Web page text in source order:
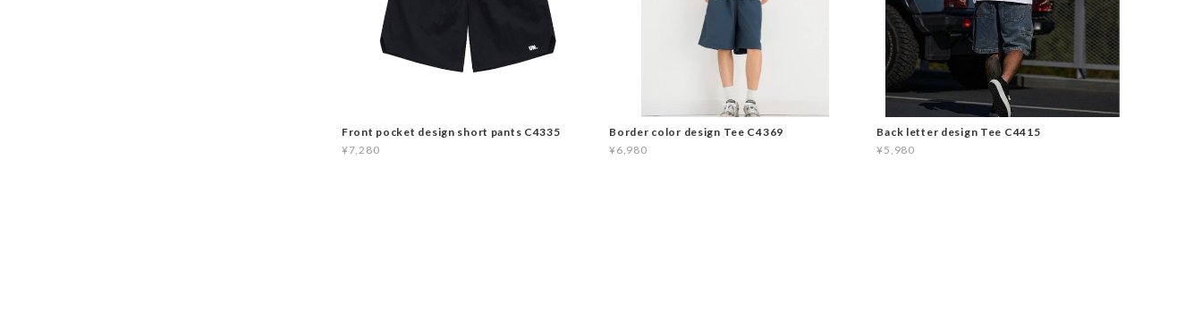
Front pocket design short pants C4335
¥7,280
Border color design Tee C4369
¥6,980
Back letter design Tee C4415
¥5,980